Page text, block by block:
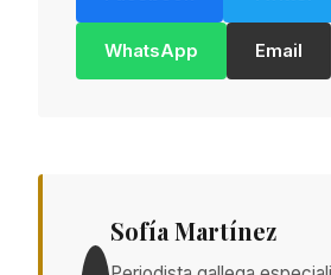
WhatsApp Email
Sofía Martínez